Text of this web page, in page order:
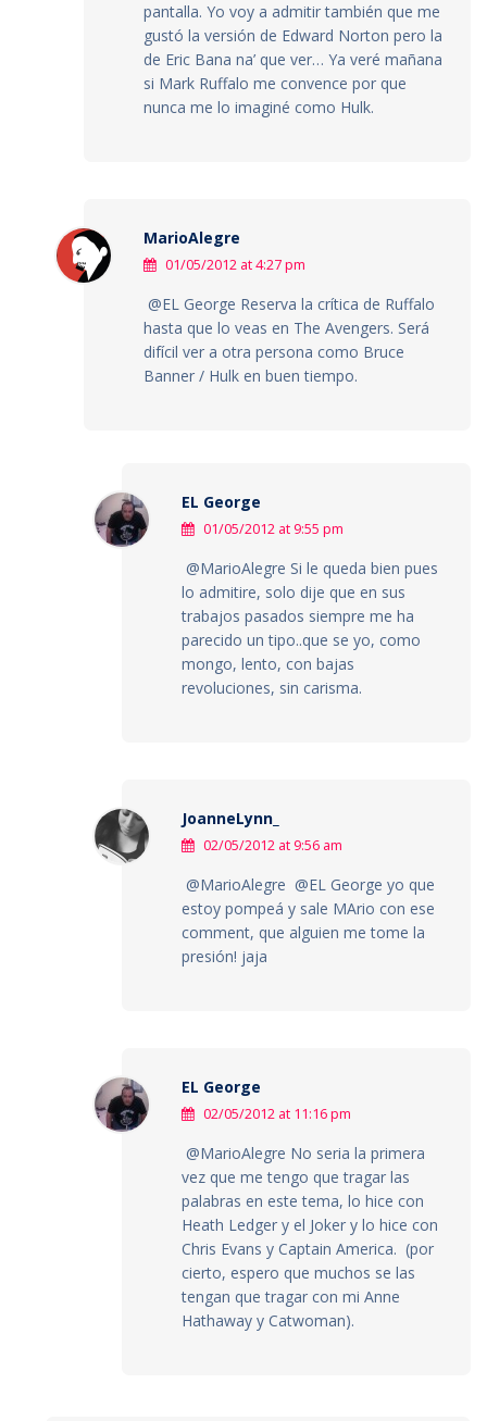
pantalla. Yo voy a admitir también que me
gustó la versión de Edward Norton pero la
de Eric Bana na’ que ver… Ya veré mañana
si Mark Ruffalo me convence por que
nunca me lo imaginé como Hulk.
MarioAlegre
01/05/2012 at 4:27 pm
@EL George Reserva la crítica de Ruffalo
hasta que lo veas en The Avengers. Será
difícil ver a otra persona como Bruce
Banner / Hulk en buen tiempo.
EL George
01/05/2012 at 9:55 pm
@MarioAlegre Si le queda bien pues
lo admitire, solo dije que en sus
trabajos pasados siempre me ha
parecido un tipo..que se yo, como
mongo, lento, con bajas
revoluciones, sin carisma.
JoanneLynn_
02/05/2012 at 9:56 am
@MarioAlegre @EL George yo que
estoy pompeá y sale MArio con ese
comment, que alguien me tome la
presión! jaja
EL George
02/05/2012 at 11:16 pm
@MarioAlegre No seria la primera
vez que me tengo que tragar las
palabras en este tema, lo hice con
Heath Ledger y el Joker y lo hice con
Chris Evans y Captain America. (por
cierto, espero que muchos se las
tengan que tragar con mi Anne
Hathaway y Catwoman).